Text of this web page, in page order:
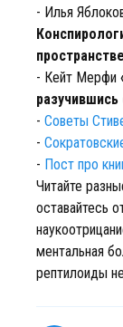
- Илья
- Кейт Мерфи
разучившись
- Советы
-
- Пост про
Читайте
оставайтесь
ментальная
рептилоиды